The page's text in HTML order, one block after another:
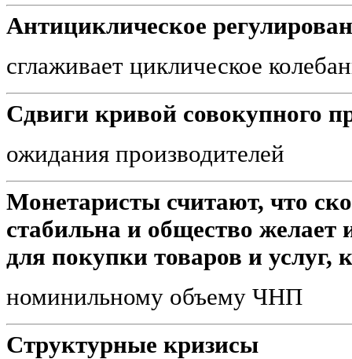
Антициклическое
сглаживает циклическое
Сдвиги кривой совокупного
ожидания производителей
Монетаристы считают, что
стабильна и общество желает
для покупки товаров и услуг,
номинильному объему ЧНП
Структурные кризисы